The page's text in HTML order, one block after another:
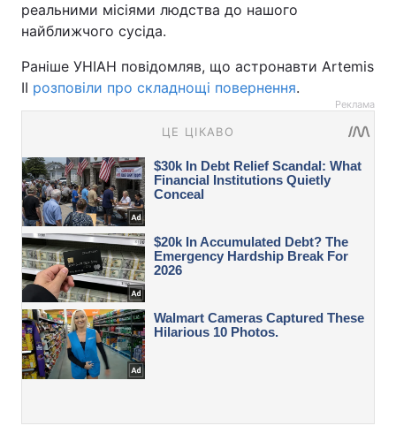
реальними місіями людства до нашого
найближчого сусіда.
Раніше УНІАН повідомляв, що астронавти Artemis
II розповіли про складнощі повернення.
Реклама